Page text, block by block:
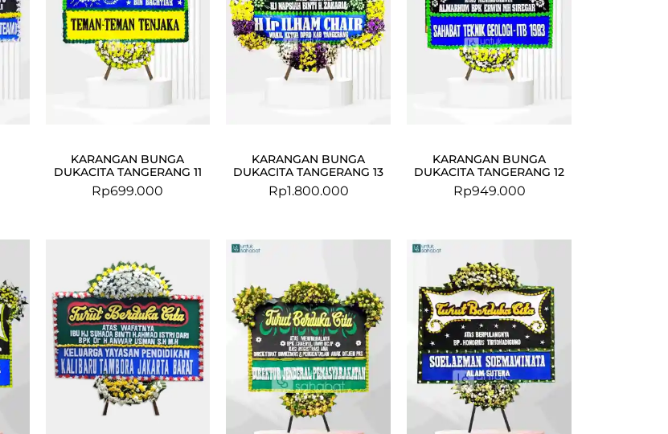
KARANGAN BUNGA
DUKACITA TANGERANG 11
Rp699.000
KARANGAN BUNGA
DUKACITA TANGERANG 13
Rp1.800.000
KARANGAN BUNGA
DUKACITA TANGERANG 12
Rp949.000